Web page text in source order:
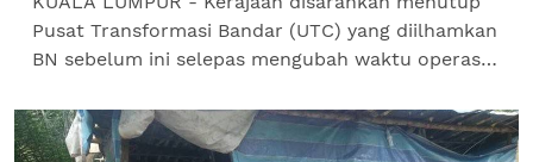
Pusat Transformasi Bandar (UTC) yang diilhamkan
BN sebelum ini selepas mengubah waktu operasi
Menteri, Datuk Seri...